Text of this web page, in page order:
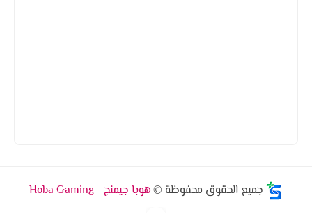
جميع الحقوق محفوظة ©هوبا جيمنج - Hoba Gaming